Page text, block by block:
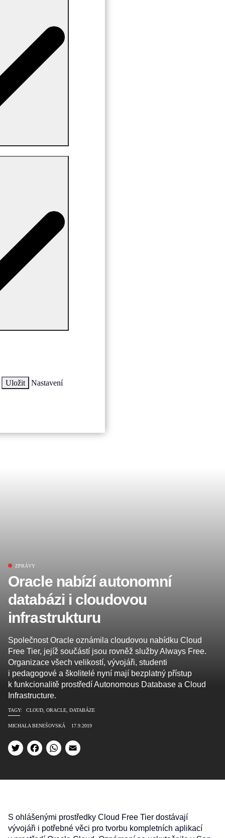
Uložit Nastavení
ZPRÁVY
Oracle nabízí autonomní
databázi i cloudovou
infrastrukturu
Společnost Oracle oznámila cloudovou nabídku Cloud
Free Tier, jejíž součástí jsou rovněž služby Always Free.
Organizace všech velikostí, vývojáři, studenti
i pedagogové a školitelé nyní mají bezplatný přístup
k funkcionalitě prostředí Autonomous Database a Cloud
Infrastructure.
TAGY: CLOUD, ORACLE, DATABÁZE
MICHALA BENEŠOVSKÁ 17.9.2019
Twitter FacebookWhatsApp
S ohlášenými prostředky Cloud Free Tier dostávají
vývojáři i potřebné věci pro tvorbu kompletních aplikací